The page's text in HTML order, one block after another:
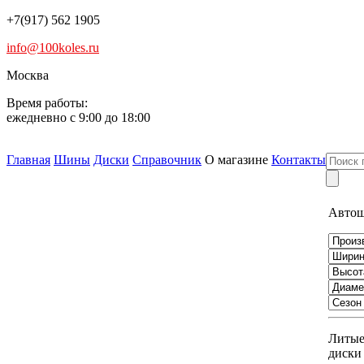
+7(917) 562 1905
info@100koles.ru
Москва
Время работы:
ежедневно с 9:00 до 18:00
Главная Шины Диски Справочник О магазине Контакты
Литые
диски